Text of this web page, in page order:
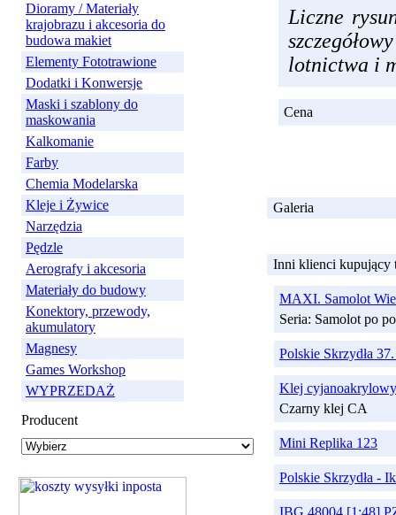
Dioramy / Materiały
krajobrazu i akcesoria do
budowa makiet
Elementy Fototrawione
Dodatki i Konwersje
Maski i szablony do
maskowania
Kalkomanie
Farby
Chemia Modelarska
Kleje i Żywice
Narzędzia
Pędzle
Aerografy i akcesoria
Materiały do budowy
Konektory, przewody,
akumulatory
Magnesy
Games Workshop
WYPRZEDAŻ
Producent
Liczne
lotnictwa i
Cena
Galeria
Inni klienci kupujący
MAXI. Samolot
Seria: Samolot po
Polskie Skrzydła
Klej
Czarny klej CA
Mini Replika 123
Polskie Skrzydła -
IBG 48004 [1:48]